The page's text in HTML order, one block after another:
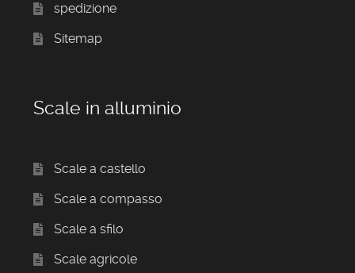
spedizione
Sitemap
Scale in alluminio
Scale a castello
Scale a compasso
Scale a sfilo
Scale agricole